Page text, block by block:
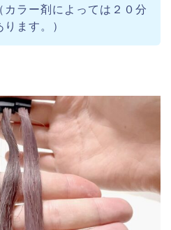
カラー剤によっては２０分
ます。）